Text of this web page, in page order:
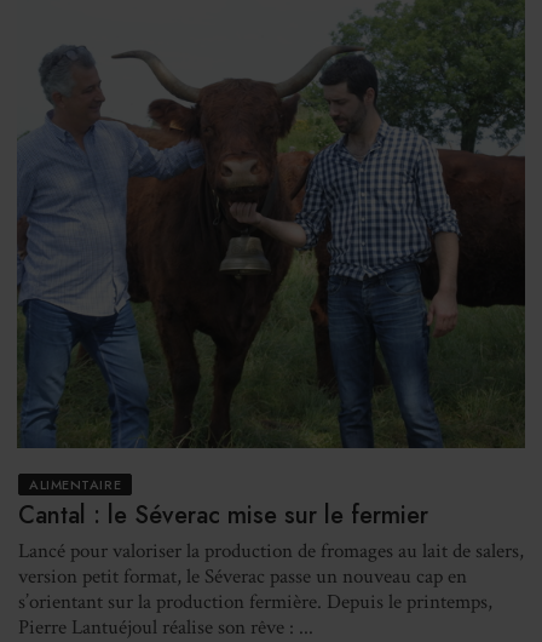
ALIMENTAIRE
Cantal : le Séverac mise sur le fermier
Lancé pour valoriser la production de fromages au lait de salers,
version petit format, le Séverac passe un nouveau cap en
s’orientant sur la production fermière. Depuis le printemps,
Pierre Lantuéjoul réalise son rêve : ...